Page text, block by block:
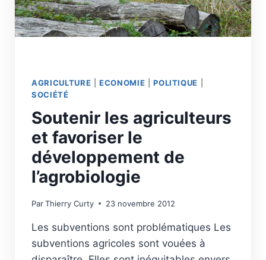
DES
TERRITOIRES
AGRICULTURE |ECONOMIE |POLITIQUE
SOCIÉTÉ
Soutenir les agriculteurs
et favoriser le
développement de
l’agrobiologie
ParThierry Curty 23 novembre 2012
Les subventions sont problématiques Les
subventions agricoles sont vouées à